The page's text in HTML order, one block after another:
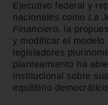
Ejecutivo federal y
nacionales como La
Financiero, la
y modificar el modelo
legisladores
planteamiento ha
institucional sobre
equilibrio